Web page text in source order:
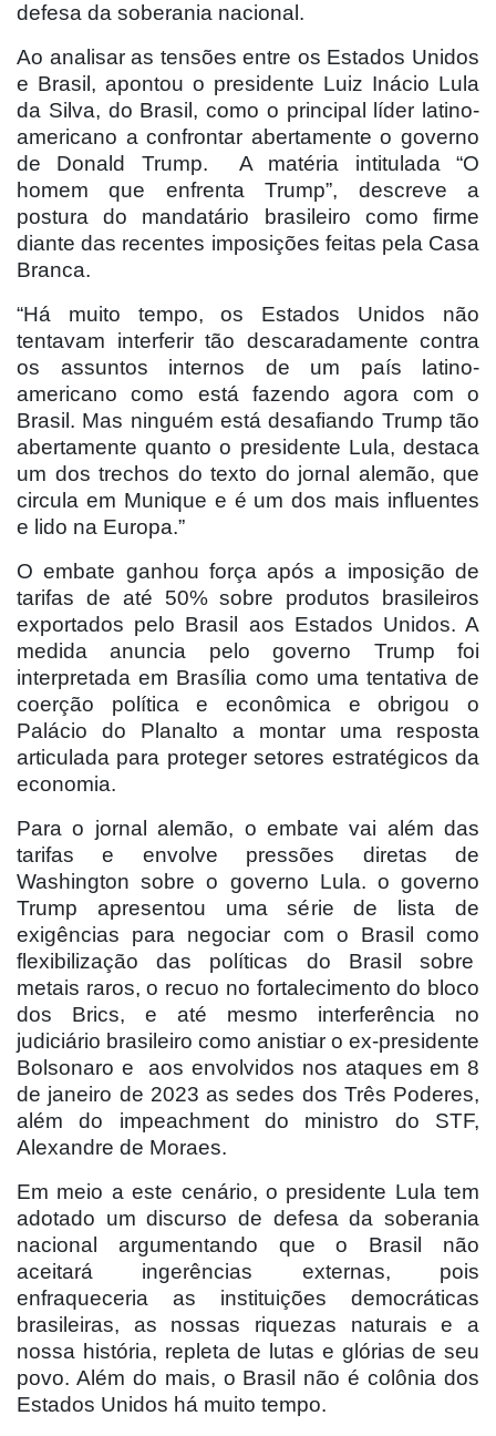
defesa da soberania nacional.
Ao analisar as tensões entre os Estados Unidos
e Brasil, apontou o presidente Luiz Inácio Lula
da Silva, do Brasil, como o principal líder latino-
americano a confrontar abertamente o governo
de Donald Trump.
A matéria intitulada “O
homem que enfrenta Trump”, descreve a
postura do mandatário brasileiro como firme
diante das recentes imposições feitas pela Casa
Branca.
“Há muito tempo, os Estados Unidos não
tentavam interferir tão descaradamente contra
os assuntos internos de um país latino-
americano como está fazendo agora com o
Brasil. Mas ninguém está desafiando Trump tão
abertamente quanto o presidente Lula, destaca
um dos trechos do texto do jornal alemão, que
circula em Munique e é um dos mais influentes
e lido na Europa.”
O embate ganhou força após a imposição de
tarifas de até 50% sobre produtos brasileiros
exportados pelo Brasil aos Estados Unidos. A
medida anuncia pelo governo Trump foi
interpretada em Brasília como uma tentativa de
coerção política e econômica e obrigou o
Palácio do Planalto a montar uma resposta
articulada para proteger setores estratégicos da
economia.
Para o jornal alemão, o embate vai além das
tarifas e envolve pressões diretas de
Washington sobre o governo Lula. o governo
Trump apresentou uma série de lista de
exigências para negociar com o Brasil como
flexibilização das políticas do Brasil sobre
metais raros, o recuo no fortalecimento do bloco
dos Brics, e até mesmo interferência no
judiciário brasileiro como anistiar o ex-presidente
Bolsonaro e
aos envolvidos nos ataques em 8
de janeiro de 2023 as sedes dos Três Poderes,
além do impeachment do ministro do STF,
Alexandre de Moraes.
Em meio a este cenário, o presidente Lula tem
adotado um discurso de defesa da soberania
nacional argumentando que o Brasil não
aceitará ingerências externas, pois
enfraqueceria as instituições democráticas
brasileiras, as nossas riquezas naturais e a
nossa história, repleta de lutas e glórias de seu
povo. Além do mais, o Brasil não é colônia dos
Estados Unidos há muito tempo.